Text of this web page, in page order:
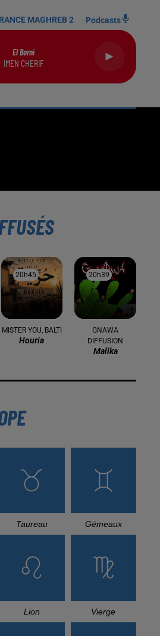
MAGHREB 2 Podcasts
El Borni
IMEN CHERIF
20h45
20h45
MISTER YOU, BALTI
Houria
20h39
20h39
GNAWA
DIFFUSION
Malika
Taureau Gémeaux
Lion Vierge